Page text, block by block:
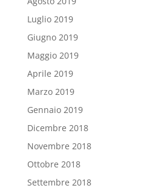
Luglio 2019
Giugno 2019
Maggio 2019
Aprile 2019
Marzo 2019
Gennaio 2019
Dicembre 2018
Novembre 2018
Ottobre 2018
Settembre 2018